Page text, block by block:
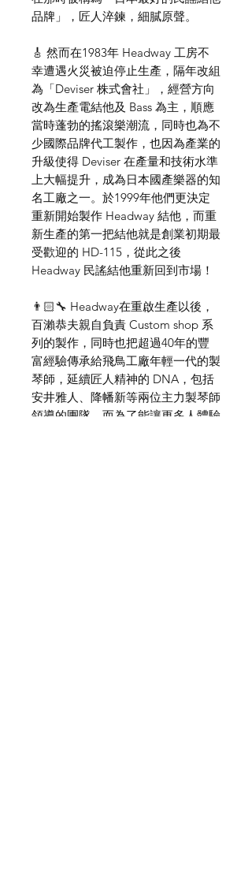
品牌」，匠人淬鍊，細膩原聲。
🎸 然而在1983年 Headway 工房不
幸遭遇火災被迫停止生產，隔年改組
為「Deviser 株式會社」，經營方向
改為生產電結他及 Bass 為主，順應
當時蓬勃的搖滾樂潮流，同時也為不
少國際品牌代工製作，也因為產業的
升級使得 Deviser 在產量和技術水準
上大幅提升，成為日本國產樂器的知
名工廠之一。於1999年他們更決定
重新開始製作 Headway 結他，而重
新生產的第一把結他就是創業初期最
受歡迎的 HD-115，從此之後
Headway 民謠結他重新回到市場！
👨🏻‍🔧 Headway在重啟生產以後，
百瀨恭夫親自負責 Custom shop 系
列的製作，同時也把超過40年的豐
富經驗傳承給飛鳥工廠年輕一代的製
琴師，延續匠人精神的 DNA，包括
安井雅人、降幡新等兩位主力製琴師
領導的團隊，而為了能讓更多人體驗